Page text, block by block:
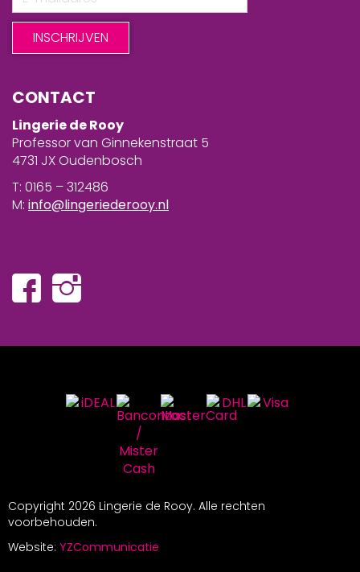
CONTACT
Lingerie de Rooy
Professor van Ginnekenstraat 5
4731 JX Oudenbosch
T: 0165 – 312486
M: info@lingeriederooy.nl
Copyright 2026 Lingerie de Rooy. Alle rechten
voorbehouden.
Website: YZCommunicatie